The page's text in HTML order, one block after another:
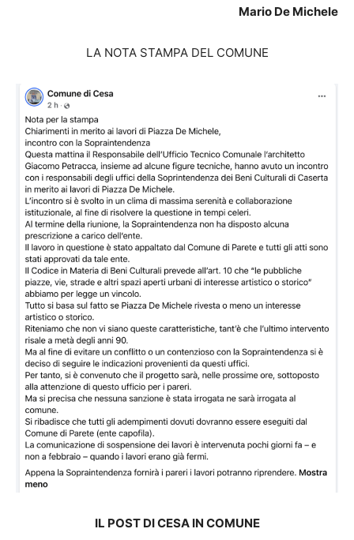
Mario De Michele
LA NOTA STAMPA DEL COMUNE
IL POST DI CESA IN COMUNE